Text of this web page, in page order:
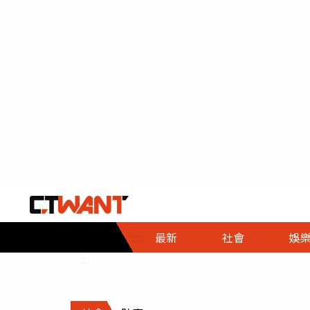
::: 最新 社會
社會首頁
時事
調查
娛樂
娛樂首頁
即時
財經首頁
熱線
政